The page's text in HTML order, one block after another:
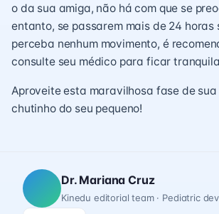
o da sua amiga, não há com que se
entanto, se passarem mais de 24 horas
perceba nenhum movimento, é
consulte seu médico para ficar
Aproveite esta maravilhosa fase de
chutinho do seu pequeno!
Dr. Mariana Cruz
Kinedu editorial team · Pediatric